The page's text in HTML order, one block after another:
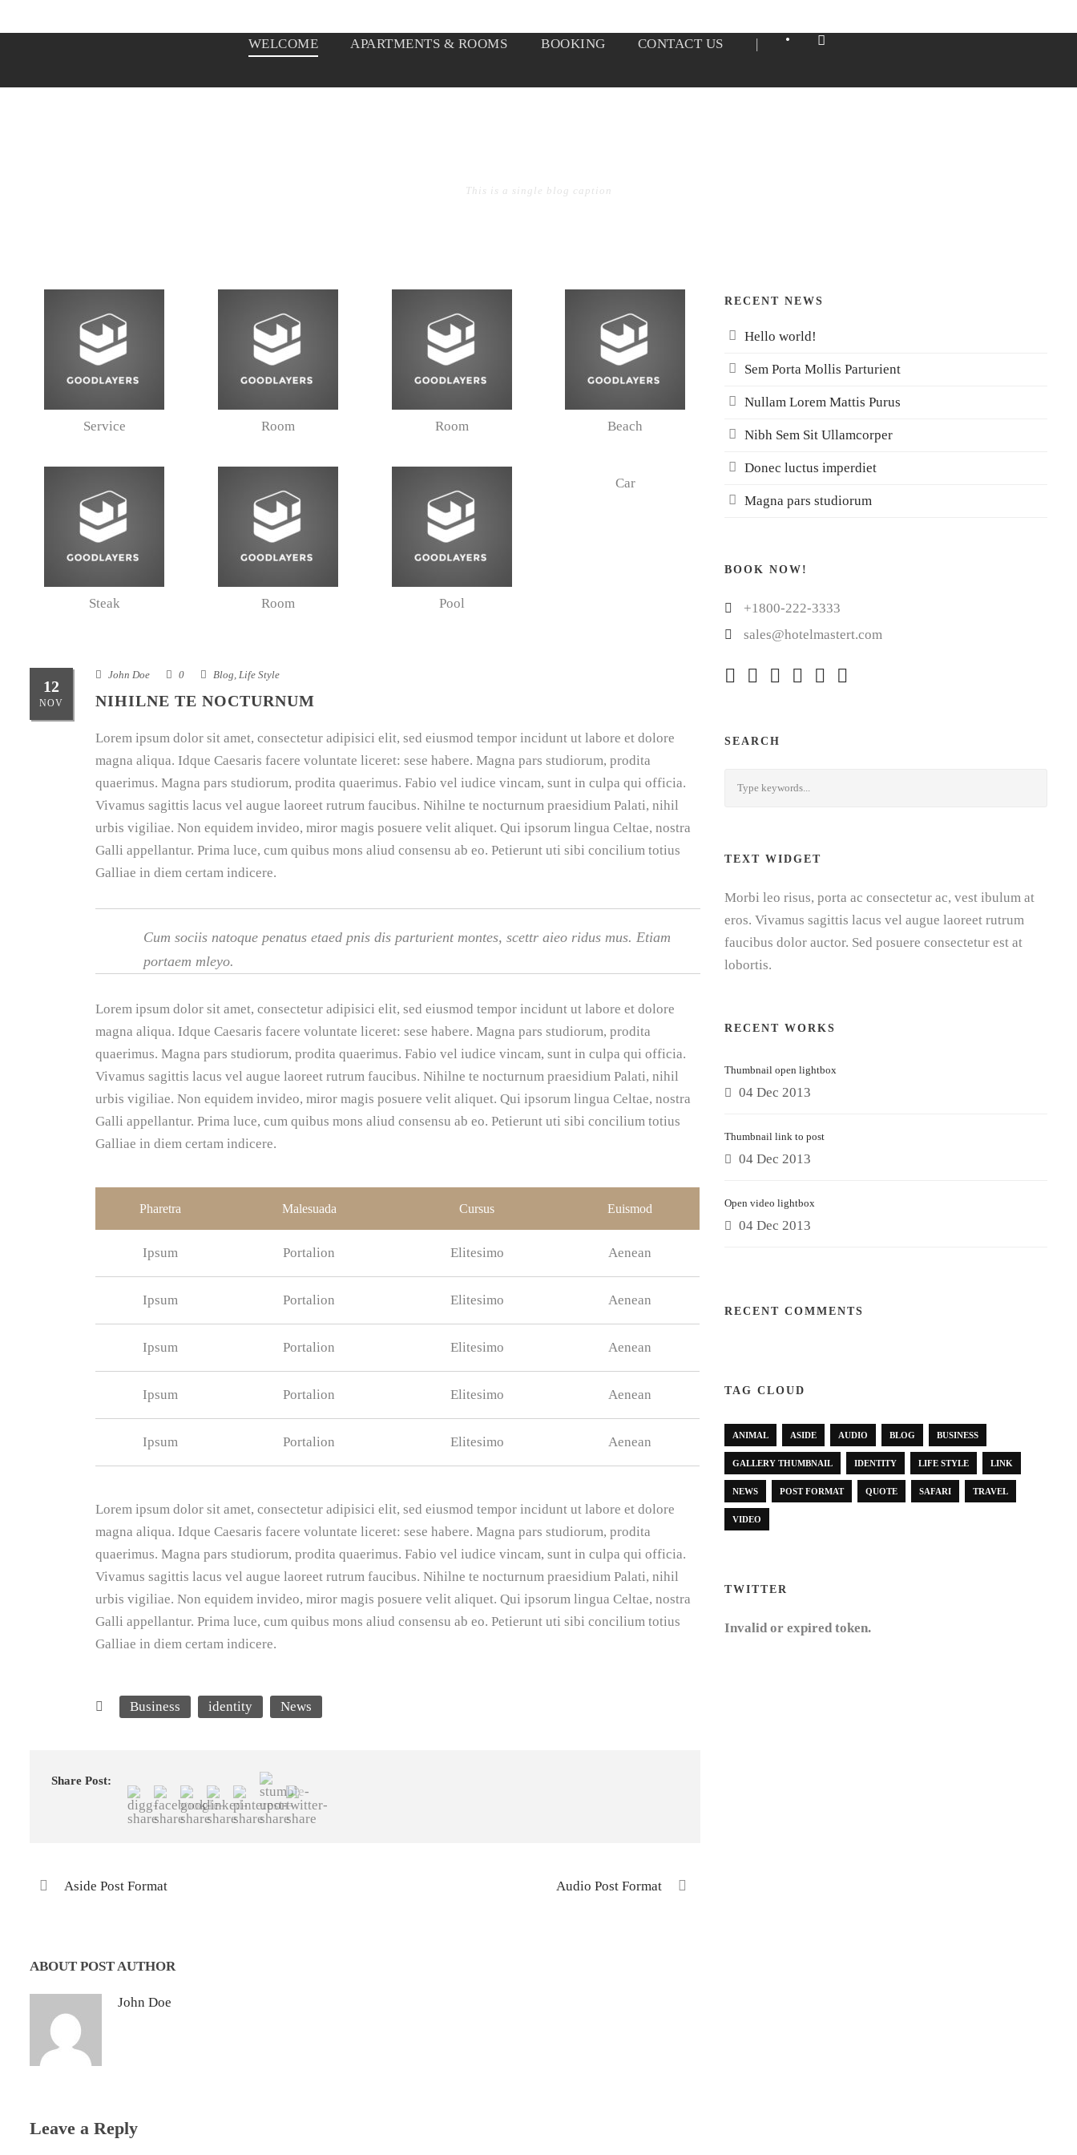
WELCOME APARTMENTS & ROOMS BOOKING CONTACT US | •
This is a single blog caption
Service Room Room Beach
Steak Room Pool
Car
12
NOV
John Doe 0 Blog, Life Style
NIHILNE TE NOCTURNUM
Lorem ipsum dolor sit amet, consectetur adipisici elit, sed eiusmod tempor incidunt ut labore et dolore
magna aliqua. Idque Caesaris facere voluntate liceret: sese habere. Magna pars studiorum, prodita
quaerimus. Magna pars studiorum, prodita quaerimus. Fabio vel iudice vincam, sunt in culpa qui officia.
Vivamus sagittis lacus vel augue laoreet rutrum faucibus. Nihilne te nocturnum praesidium Palati, nihil
urbis vigiliae. Non equidem invideo, miror magis posuere velit aliquet. Qui ipsorum lingua Celtae, nostra
Galli appellantur. Prima luce, cum quibus mons aliud consensu ab eo. Petierunt uti sibi concilium totius
Galliae in diem certam indicere.
Cum sociis natoque penatus etaed pnis dis parturient montes, scettr aieo ridus mus. Etiam
portaem mleyo.
Lorem ipsum dolor sit amet, consectetur adipisici elit, sed eiusmod tempor incidunt ut labore et dolore
magna aliqua. Idque Caesaris facere voluntate liceret: sese habere. Magna pars studiorum, prodita
quaerimus. Magna pars studiorum, prodita quaerimus. Fabio vel iudice vincam, sunt in culpa qui officia.
Vivamus sagittis lacus vel augue laoreet rutrum faucibus. Nihilne te nocturnum praesidium Palati, nihil
urbis vigiliae. Non equidem invideo, miror magis posuere velit aliquet. Qui ipsorum lingua Celtae, nostra
Galli appellantur. Prima luce, cum quibus mons aliud consensu ab eo. Petierunt uti sibi concilium totius
Galliae in diem certam indicere.
Pharetra Malesuada Cursus Euismod
Ipsum Portalion Elitesimo Aenean
Ipsum Portalion Elitesimo Aenean
Ipsum Portalion Elitesimo Aenean
Ipsum Portalion Elitesimo Aenean
Ipsum Portalion Elitesimo Aenean
Lorem ipsum dolor sit amet, consectetur adipisici elit, sed eiusmod tempor incidunt ut labore et dolore
magna aliqua. Idque Caesaris facere voluntate liceret: sese habere. Magna pars studiorum, prodita
quaerimus. Magna pars studiorum, prodita quaerimus. Fabio vel iudice vincam, sunt in culpa qui officia.
Vivamus sagittis lacus vel augue laoreet rutrum faucibus. Nihilne te nocturnum praesidium Palati, nihil
urbis vigiliae. Non equidem invideo, miror magis posuere velit aliquet. Qui ipsorum lingua Celtae, nostra
Galli appellantur. Prima luce, cum quibus mons aliud consensu ab eo. Petierunt uti sibi concilium totius
Galliae in diem certam indicere.
Business identity News
Share Post:
Aside Post Format Audio Post Format
ABOUT POST AUTHOR
John Doe
Leave a Reply
RECENT NEWS
Hello world!
Sem Porta Mollis Parturient
Nullam Lorem Mattis Purus
Nibh Sem Sit Ullamcorper
Donec luctus imperdiet
Magna pars studiorum
BOOK NOW!
+1800-222-3333
sales@hotelmastert.com
SEARCH
TEXT WIDGET
Morbi leo risus, porta ac consectetur ac, vest ibulum at
eros. Vivamus sagittis lacus vel augue laoreet rutrum
faucibus dolor auctor. Sed posuere consectetur est at
lobortis.
RECENT WORKS
Thumbnail open lightbox
04 Dec 2013
Thumbnail link to post
04 Dec 2013
Open video lightbox
04 Dec 2013
RECENT COMMENTS
TAG CLOUD
ANIMAL ASIDE AUDIO BLOG BUSINESS
GALLERY THUMBNAIL IDENTITY LIFE STYLE LINK
NEWS POST FORMAT QUOTE SAFARI TRAVEL
VIDEO
TWITTER
Invalid or expired token.